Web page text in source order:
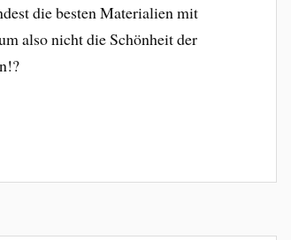
die besten Materialien mit
also nicht die Schönheit der